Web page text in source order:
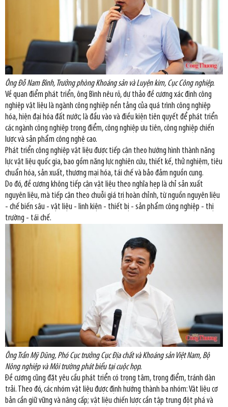
Ông Đỗ Nam Bình, Trưởng phòng Khoáng sản và Luyện kim, Cục Công nghiệp.
Về quan điểm phát triển, ông Bình nêu rõ, dự thảo đề cương xác định công
nghiệp vật liệu là ngành công nghiệp nền tảng của quá trình công nghiệp
hóa, hiện đại hóa đất nước; là đầu vào và điều kiện tiên quyết để phát triển
các ngành công nghiệp trọng điểm, công nghiệp ưu tiên, công nghiệp chiến
lược và sản phẩm công nghệ cao.
Phát triển công nghiệp vật liệu được tiếp cận theo hướng hình thành năng
lực vật liệu quốc gia, bao gồm năng lực nghiên cứu, thiết kế, thử nghiệm, tiêu
chuẩn hóa, sản xuất, thương mại hóa, tái chế và bảo đảm nguồn cung.
Do đó, đề cương không tiếp cận vật liệu theo nghĩa hẹp là chỉ sản xuất
nguyên liệu, mà tiếp cận theo chuỗi giá trị hoàn chỉnh, từ nguồn nguyên liệu
- chế biến sâu - vật liệu - linh kiện - thiết bị - sản phẩm công nghiệp - thị
trường - tái chế.
Ông Trần Mỹ Dũng, Phó Cục trưởng Cục Địa chất và Khoáng sản Việt Nam, Bộ
Nông nghiệp và Môi trường phát biểu tại cuộc họp.
Đề cương cũng đặt yêu cầu phát triển có trọng tâm, trọng điểm, tránh dàn
trải. Theo đó, các nhóm vật liệu được định hướng thành ba nhóm: Vật liệu cơ
bản cần giữ vững và nâng cấp; vật liệu chiến lược cần tập trung đột phá và